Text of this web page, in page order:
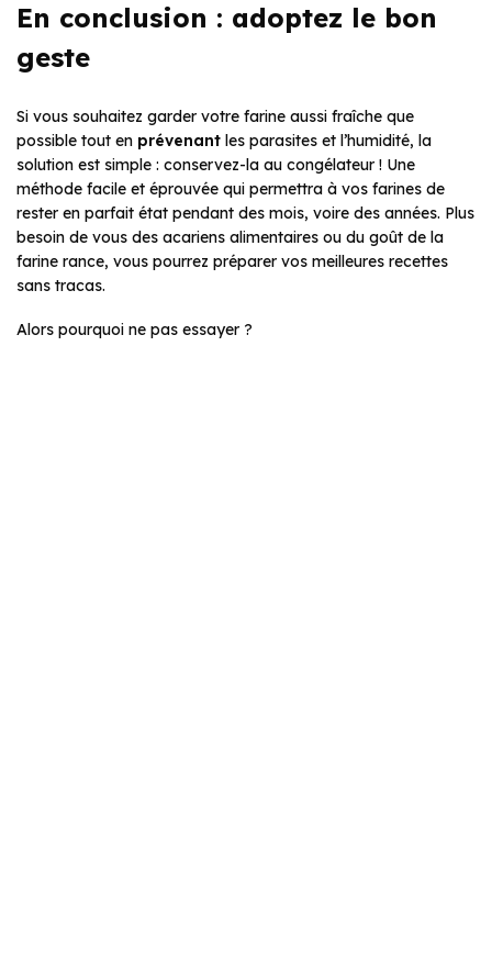
En conclusion : adoptez le bon
geste
Si vous souhaitez garder votre farine aussi fraîche que
possible tout en prévenant les parasites et l’humidité, la
solution est simple : conservez-la au congélateur ! Une
méthode facile et éprouvée qui permettra à vos farines de
rester en parfait état pendant des mois, voire des années. Plus
besoin de vous des acariens alimentaires ou du goût de la
farine rance, vous pourrez préparer vos meilleures recettes
sans tracas.
Alors pourquoi ne pas essayer ?